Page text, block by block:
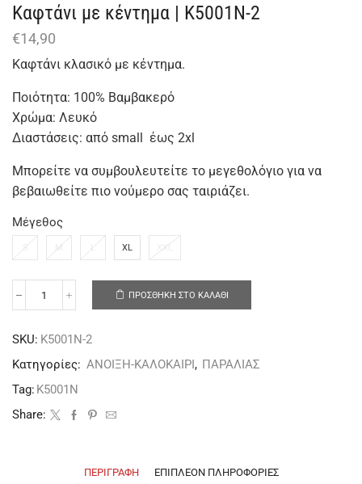
Καφτάνι με κέντημα | Κ5001Ν-2
€14,90
Καφτάνι κλασικό με κέντημα.
Ποιότητα: 100% Βαμβακερό
Χρώμα: Λευκό
Διαστάσεις: από small έως 2xl
Μπορείτε να συμβουλευτείτε το μεγεθολόγιο για να
βεβαιωθείτε πιο νούμερο σας ταιριάζει.
Μέγεθος
S M XL XXL
ΠΡΟΣΘΉΚΗ ΣΤΟ ΚΑΛΆΘΙ
SKU: K5001N-2
Κατηγορίες: ΑΝΟΙΞΗ-ΚΑΛΟΚΑΙΡΙ, ΠΑΡΑΛΙΑΣ
Tag: K5001N
Share:
ΠΕΡΙΓΡΑΦΉ ΕΠΙΠΛΈΟΝ ΠΛΗΡΟΦΟΡΊΕΣ